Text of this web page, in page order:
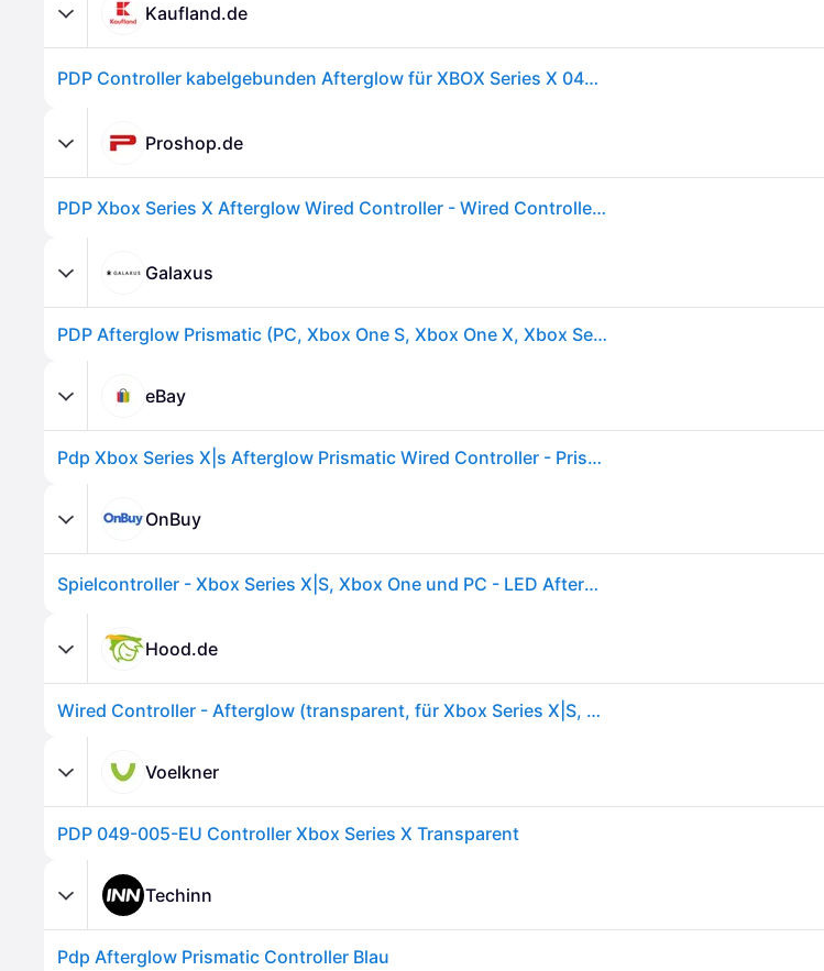
Kaufland.de
PDP Controller kabelgebunden Afterglow für XBOX Series X 049-005-EU
Proshop.de
PDP Xbox Series X Afterglow Wired Controller - Wired Controller - Microsoft Xbox One
Galaxus
PDP Afterglow Prismatic (PC, Xbox One S, Xbox One X, Xbox Series S, Xbox Series X), Gaming Controller, Blau, Schwarz, Transparent
eBay
Pdp Xbox Series X|s Afterglow Prismatic Wired Controller - Prismatic
OnBuy
Spielcontroller - Xbox Series X|S, Xbox One und PC - LED Afterglow - Kabelgebunden - PDP - Transparent
Hood.de
Wired Controller - Afterglow (transparent, für Xbox Series X|S, Xbox One, PC)
Voelkner
PDP 049-005-EU Controller Xbox Series X Transparent
Techinn
Pdp Afterglow Prismatic Controller Blau